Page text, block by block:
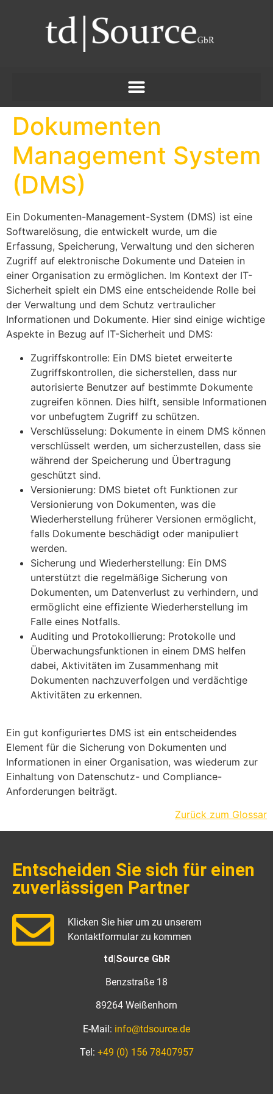
Dokumenten
Management System
(DMS)
Ein Dokumenten-Management-System (DMS) ist eine
Softwarelösung, die entwickelt wurde, um die
Erfassung, Speicherung, Verwaltung und den sicheren
Zugriff auf elektronische Dokumente und Dateien in
einer Organisation zu ermöglichen. Im Kontext der IT-
Sicherheit spielt ein DMS eine entscheidende Rolle bei
der Verwaltung und dem Schutz vertraulicher
Informationen und Dokumente. Hier sind einige wichtige
Aspekte in Bezug auf IT-Sicherheit und DMS:
Zugriffskontrolle: Ein DMS bietet erweiterte
Zugriffskontrollen, die sicherstellen, dass nur
autorisierte Benutzer auf bestimmte Dokumente
zugreifen können. Dies hilft, sensible Informationen
vor unbefugtem Zugriff zu schützen.
Verschlüsselung: Dokumente in einem DMS können
verschlüsselt werden, um sicherzustellen, dass sie
während der Speicherung und Übertragung
geschützt sind.
Versionierung: DMS bietet oft Funktionen zur
Versionierung von Dokumenten, was die
Wiederherstellung früherer Versionen ermöglicht,
falls Dokumente beschädigt oder manipuliert
werden.
Sicherung und Wiederherstellung: Ein DMS
unterstützt die regelmäßige Sicherung von
Dokumenten, um Datenverlust zu verhindern, und
ermöglicht eine effiziente Wiederherstellung im
Falle eines Notfalls.
Auditing und Protokollierung: Protokolle und
Überwachungsfunktionen in einem DMS helfen
dabei, Aktivitäten im Zusammenhang mit
Dokumenten nachzuverfolgen und verdächtige
Aktivitäten zu erkennen.
Ein gut konfiguriertes DMS ist ein entscheidendes
Element für die Sicherung von Dokumenten und
Informationen in einer Organisation, was wiederum zur
Einhaltung von Datenschutz- und Compliance-
Anforderungen beiträgt.
Zurück zum Glossar
Entscheiden Sie sich für einen
zuverlässigen Partner
Klicken Sie hier um zu unserem
Kontaktformular zu kommen
td|Source GbR
Benzstraße 18
89264 Weißenhorn
E-Mail: info@tdsource.de
Tel: +49 (0) 156 78407957